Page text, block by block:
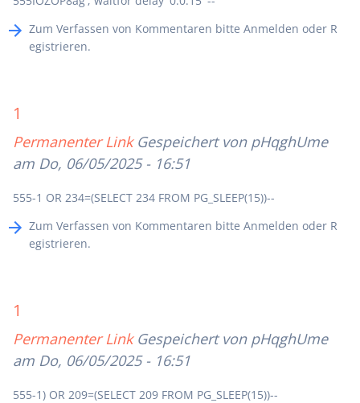
Zum Verfassen von Kommentaren bitte Anmelden oder R
egistrieren.
1
Permanenter Link Gespeichert von pHqghUme
am Do, 06/05/2025 - 16:51
555-1 OR 234=(SELECT 234 FROM PG_SLEEP(15))--
Zum Verfassen von Kommentaren bitte Anmelden oder R
egistrieren.
1
Permanenter Link Gespeichert von pHqghUme
am Do, 06/05/2025 - 16:51
555-1) OR 209=(SELECT 209 FROM PG_SLEEP(15))--